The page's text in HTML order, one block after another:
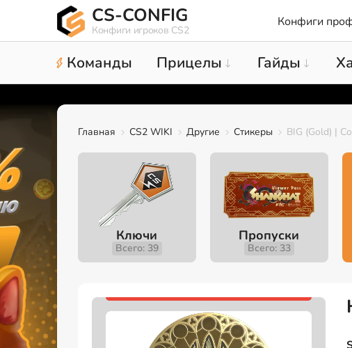
CS-CONFIG
Конфиги игроков CS2
Конфиги
Команды Прицелы Гайды
Главная CS2 WIKI Другие Стикеры BIG (Gold) |
Ключи
Всего: 39
Пропуски
Всего: 33